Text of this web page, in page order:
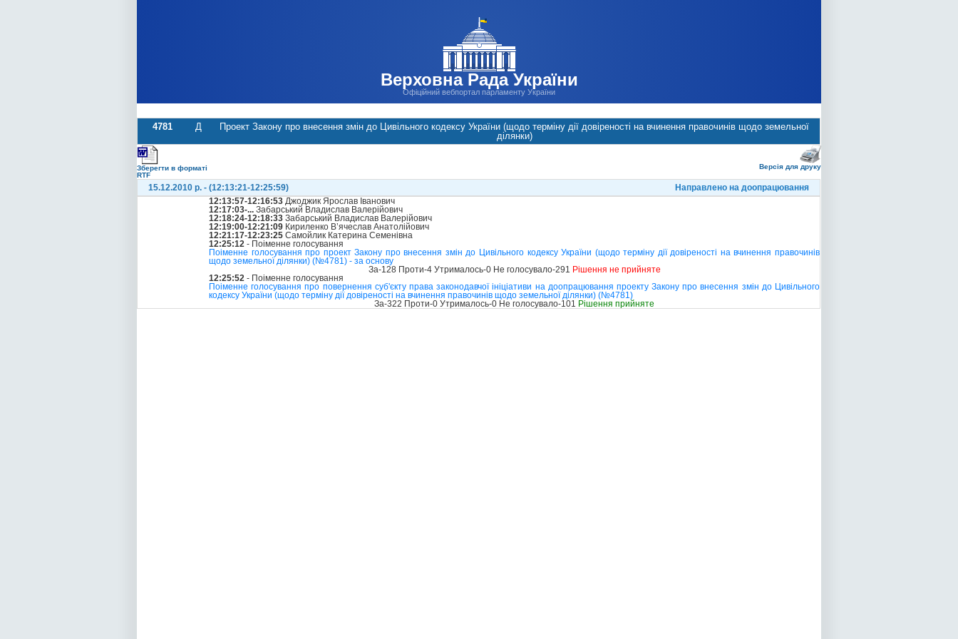
Верховна Рада України
Офіційний вебпортал парламенту України
4781 Д
Проект Закону про внесення змін до Цивільного кодексу України (щодо терміну дії довіреності на вчинення правочинів щодо земельної
ділянки)
Зберегти в форматі
RTF
Версія для друку
15.12.2010 р. - (12:13:21-12:25:59)
Направлено на доопрацювання
12:13:57-12:16:53 Джоджик Ярослав Іванович
12:17:03-... Забарський Владислав Валерійович
12:18:24-12:18:33 Забарський Владислав Валерійович
12:19:00-12:21:09 Кириленко В’ячеслав Анатолійович
12:21:17-12:23:25 Самойлик Катерина Семенівна
12:25:12 - Поіменне голосування
Поіменне голосування про проект Закону про внесення змін до Цивільного кодексу України (щодо терміну дії довіреності на вчинення правочинів
щодо земельної ділянки) (№4781) - за основу
За-128 Проти-4 Утрималось-0 Не голосувало-291 Рішення не прийняте
12:25:52 - Поіменне голосування
Поіменне голосування про повернення суб'єкту права законодавчої ініціативи на доопрацювання проекту Закону про внесення змін до Цивільного
кодексу України (щодо терміну дії довіреності на вчинення правочинів щодо земельної ділянки) (№4781)
За-322 Проти-0 Утрималось-0 Не голосувало-101 Рішення прийняте